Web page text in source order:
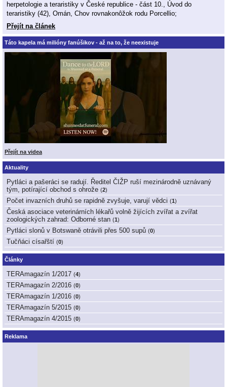
herpetologie a teraristiky v České republice - část 10., Úvod do
teraristiky (42), Omán, Chov rovnakonôžok rodu Porcellio;
Přejít na článek
Táto kapela má milióny fanúšikov - až na to, že neexistuje
Přejít na videa
Aktuality
Pytláci a pašeráci se radují. Ředitel ČIŽP ruší mezinárodně uznávaný
tým, potírající obchod s ohrože (2)
Počet invazních druhů se rapidně zvyšuje, varují vědci (1 )
Česká asociace veterinárních lékařů volně žijících zvířat a zvířat
zoologických zahrad: Odborné stan (1 )
Pytláci slonů v Botswaně otrávili přes 500 supů (0)
Tučňáci císařští (0)
Články
TERAmagazín 1/2017 (4)
TERAmagazín 2/2016 (0)
TERAmagazín 1/2016 (0)
TERAmagazín 5/2015 (0)
TERAmagazín 4/2015 (0)
Reklama